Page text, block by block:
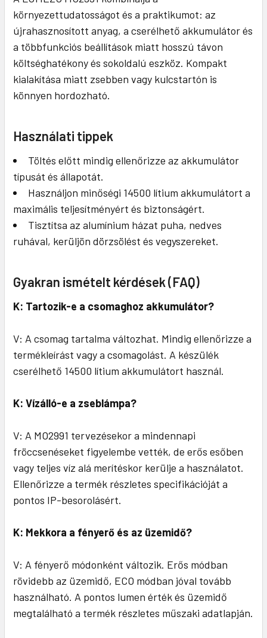
környezettudatosságot és a praktikumot: az
újrahasznosított anyag, a cserélhető akkumulátor és
a többfunkciós beállítások miatt hosszú távon
költséghatékony és sokoldalú eszköz. Kompakt
kialakítása miatt zsebben vagy kulcstartón is
könnyen hordozható.
Használati tippek
Töltés előtt mindig ellenőrizze az akkumulátor
típusát és állapotát.
Használjon minőségi 14500 lítium akkumulátort a
maximális teljesítményért és biztonságért.
Tisztítsa az alumínium házat puha, nedves
ruhával, kerüljön dörzsölést és vegyszereket.
Gyakran ismételt kérdések (FAQ)
K: Tartozik-e a csomaghoz akkumulátor?
V: A csomag tartalma változhat. Mindig ellenőrizze a
termékleírást vagy a csomagolást. A készülék
cserélhető 14500 lítium akkumulátort használ.
K: Vízálló-e a zseblámpa?
V: A MO2991 tervezésekor a mindennapi
fröccsenéseket figyelembe vették, de erős esőben
vagy teljes víz alá merítéskor kerülje a használatot.
Ellenőrizze a termék részletes specifikációját a
pontos IP-besorolásért.
K: Mekkora a fényerő és az üzemidő?
V: A fényerő módonként változik. Erős módban
rövidebb az üzemidő, ECO módban jóval tovább
használható. A pontos lumen érték és üzemidő
megtalálható a termék részletes műszaki adatlapján.